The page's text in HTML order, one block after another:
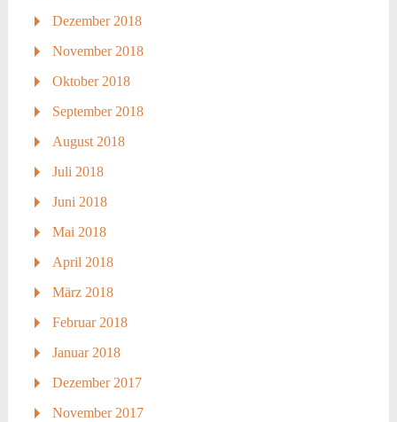
Dezember 2018
November 2018
Oktober 2018
September 2018
August 2018
Juli 2018
Juni 2018
Mai 2018
April 2018
März 2018
Februar 2018
Januar 2018
Dezember 2017
November 2017